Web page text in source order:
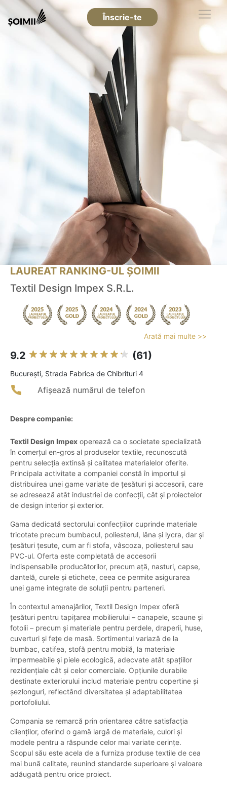
Înscrie-te
LAUREAT RANKING-UL ȘOIMII
Textil Design Impex S.R.L.
Arată mai multe >>
9.2 (61)
Bucureşti, Strada Fabrica de Chibrituri 4
Afișează numărul de telefon
Despre companie:
Textil Design Impex operează ca o societate specializată
în comerțul en-gros al produselor textile, recunoscută
pentru selecția extinsă și calitatea materialelor oferite.
Principala activitate a companiei constă în importul și
distribuirea unei game variate de țesături și accesorii, care
se adresează atât industriei de confecții, cât și proiectelor
de design interior și exterior.
Gama dedicată sectorului confecțiilor cuprinde materiale
tricotate precum bumbacul, poliesterul, lâna și lycra, dar și
țesături țesute, cum ar fi stofa, vâscoza, poliesterul sau
PVC-ul. Oferta este completată de accesorii
indispensabile producătorilor, precum ață, nasturi, capse,
dantelă, curele și etichete, ceea ce permite asigurarea
unei game integrate de soluții pentru parteneri.
În contextul amenajărilor, Textil Design Impex oferă
țesături pentru tapițarea mobilierului – canapele, scaune și
fotolii – precum și materiale pentru perdele, draperii, huse,
cuverturi și fețe de masă. Sortimentul variază de la
bumbac, catifea, stofă pentru mobilă, la materiale
impermeabile și piele ecologică, adecvate atât spațiilor
rezidențiale cât și celor comerciale. Opțiunile durabile
destinate exteriorului includ materiale pentru copertine și
șezlonguri, reflectând diversitatea și adaptabilitatea
portofoliului.
Compania se remarcă prin orientarea către satisfacția
clienților, oferind o gamă largă de materiale, culori și
modele pentru a răspunde celor mai variate cerințe.
Scopul său este acela de a furniza produse textile de cea
mai bună calitate, reunind standarde superioare și valoare
adăugată pentru orice proiect.